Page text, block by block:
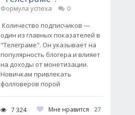
Формула успеха
0
Количество подписчиков —
один из главных показателей в
"Телеграме". Он указывает на
популярность блогера и влияет
на доходы от монетизации.
Новичкам привлекать
фолловеров порой
7 324 Мне нравится
27